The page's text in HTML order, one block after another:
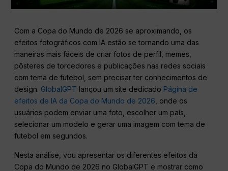
Com a Copa do Mundo de 2026 se aproximando, os
efeitos fotográficos com IA estão se tornando uma das
maneiras mais fáceis de criar fotos de perfil, memes,
pôsteres de torcedores e publicações nas redes sociais
com tema de futebol, sem precisar ter conhecimentos de
design. GlobalGPT lançou um site dedicado Página de
efeitos de IA da Copa do Mundo de 2026 , onde os
usuários podem enviar uma foto, escolher um país,
selecionar um modelo e gerar uma imagem com tema de
futebol em segundos.
Nesta análise, vou apresentar os diferentes efeitos da
Copa do Mundo de 2026 no GlobalGPT e mostrar como